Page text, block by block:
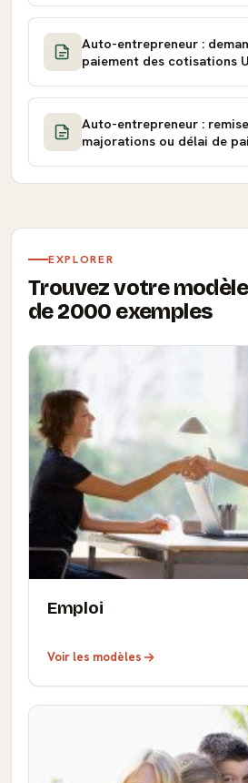
Auto-entrepreneur :
paiement des cotisations
Auto-entrepreneur :
majorations ou délai de
EXPLORER
Trouvez votre
de 2000 exemples
Emploi
Voir les modèles